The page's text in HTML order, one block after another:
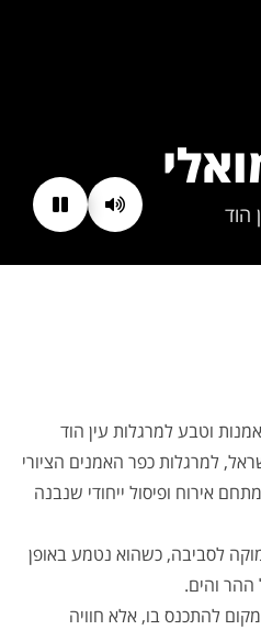
הוד
וטבע למרגלות עין הוד
למרגלות כפר האמנים הציורי
אירוח ופיסול ייחודי שנבנה
לסביבה, כשהוא נטמע באופן
ההר והים.
להתכנס בו, אלא חוויה